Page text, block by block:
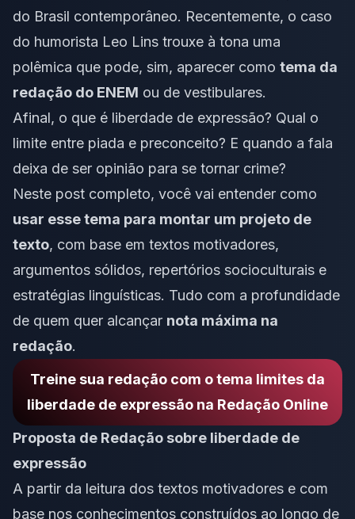
do Brasil contemporâneo. Recentemente, o caso
do humorista Leo Lins trouxe à tona uma
polêmica que pode, sim, aparecer como tema da
redação do ENEM ou de vestibulares.
Afinal, o que é liberdade de expressão? Qual o
limite entre piada e preconceito? E quando a fala
deixa de ser opinião para se tornar crime?
Neste post completo, você vai entender como
usar esse tema para montar um projeto de
texto, com base em textos motivadores,
argumentos sólidos, repertórios socioculturais e
estratégias linguísticas. Tudo com a profundidade
de quem quer alcançar nota máxima na
redação.
Treine sua redação com o tema limites da
liberdade de expressão na Redação Online
Proposta de Redação sobre liberdade de
expressão
A partir da leitura dos textos motivadores e com
base nos conhecimentos construídos ao longo de